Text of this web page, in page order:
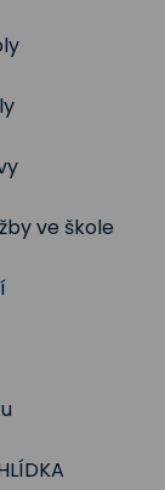
ve škole
poradce
- 2024